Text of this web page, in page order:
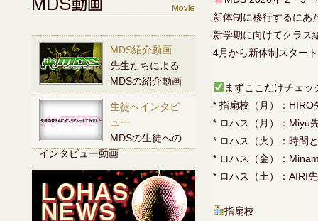
新体制に移行するに
新学期に向けてクラス
4月から新体制スター
まずここだけチェ
* 指扇校（月）：
* ロハス（月）：Miyu
* ロハス（火）：時間
* ロハス（金）：
* ロハス（土）：AIRI
指扇校
MDS紹介動画
先生たちによる
MDSの紹介動画
生徒へインタビ
ュー
MDSの生徒への
インタビュー動画